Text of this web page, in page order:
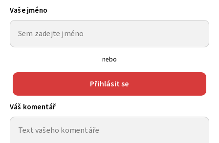
Vaše jméno
nebo
Přihlásit se
Váš komentář